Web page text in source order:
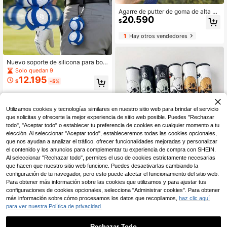
Nuevo soporte de silicona para bola
s de golf, accesorio de golf portátil,
versión mini, sujeta 2 bolas
Solo quedan 9
$12.195 -5%
Agarre de putter de goma de alta ca
lidad - Mejora la sensación y la est
abilidad, mejora el rendimiento del p
utter, suministro al por mayor
$20.590
1Hay otros vendedores
1 pieza Empuñadura de Putter de G
olf, Putter de Alta Calidad, Mejora la
Estabilidad
$30.290
Utilizamos cookies y tecnologías similares en nuestro sitio web para brindar el servicio
que solicitas y ofrecerte la mejor experiencia de sitio web posible. Puedes "Rechazar
todo", "Aceptar todo" o establecer tu preferencia de cookies en cualquier momento a tu
elección. Al seleccionar "Aceptar todo", estableceremos todas las cookies opcionales,
que nos ayudan a analizar el tráfico, ofrecer funcionalidades mejoradas y personalizar
el contenido y los anuncios para complementar tu experiencia de compra con SHEIN.
Al seleccionar "Rechazar todo", permites el uso de cookies estrictamente necesarias
que hacen que nuestro sitio web funcione. Puedes desactivarlas cambiando la
configuración de tu navegador, pero esto puede afectar el funcionamiento del sitio web.
Para obtener más información sobre las cookies que utilizamos y para ajustar tus
configuraciones de cookies opcionales, selecciona "Administrar cookies". Para obtener
más información sobre cómo procesamos los datos que recopilamos, haz clic aquí
para ver nuestra Política de privacidad.